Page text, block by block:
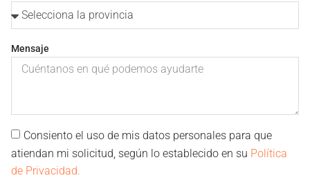
Mensaje
Consiento el uso de mis datos personales para que
atiendan mi solicitud, según lo establecido en su Política
de Privacidad.